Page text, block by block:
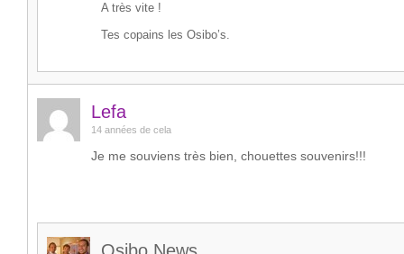
A très vite !
Tes copains les Osibo’s.
Lefa
14 années de cela
Je me souviens très bien, chouettes souvenirs!!!